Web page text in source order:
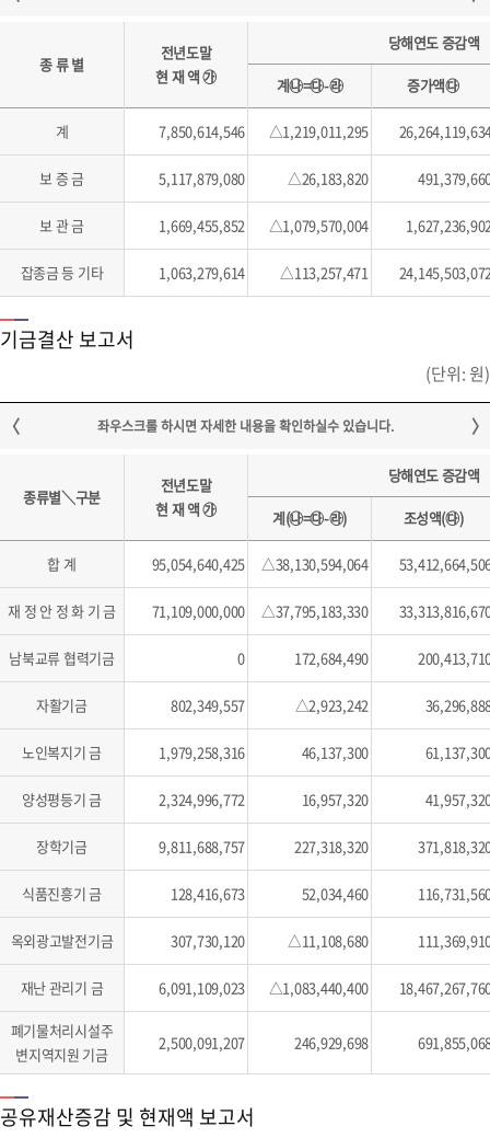
종 류 별
전년도말
현 재 액 ㉮
당해연도 증감액
계㉯=㉰-㉱ 증가액㉰
계 7,850,614,546 △1,219,011,295
보 증 금 5,117,879,080 △26,183,820
보 관 금 1,669,455,852 △1,079,570,004
잡종금 등 기타 1,063,279,614 △113,257,471
기금결산 보고서
(단위: 원)
종류별＼구분
전년도말
현 재 액 ㉮
당해연도 증감액
계(㉯=㉰-㉱) 조성액(㉰)
합 계 95,054,640,425 △38,130,594,064
재 정 안 정 화 기 금 71,109,000,000 △37,795,183,330
남북교류 협력기금 0 172,684,490
자활기금 802,349,557 △2,923,242
노인복지기 금 1,979,258,316 46,137,300
양성평등기 금 2,324,996,772 16,957,320
장학기금 9,811,688,757 227,318,320
식품진흥기 금 128,416,673 52,034,460
옥외광고발전기금 307,730,120 △11,108,680
재난 관리기 금 6,091,109,023 △1,083,440,400
폐기물처리시설주
변지역지원 기금
2,500,091,207 246,929,698
공유재산증감 및 현재액 보고서